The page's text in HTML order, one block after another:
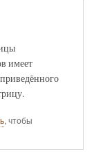
имеет
, чтобы